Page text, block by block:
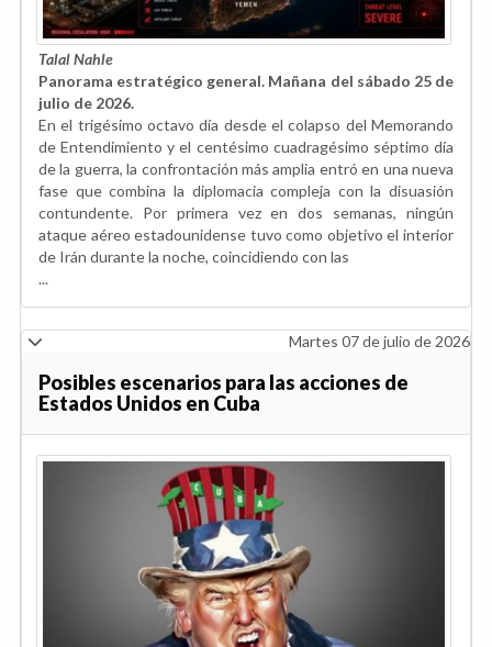
Talal Nahle
Panorama estratégico general. Mañana del sábado 25 de
julio de 2026.
En el trigésimo octavo día desde el colapso del Memorando
de Entendimiento y el centésimo cuadragésimo séptimo día
de la guerra, la confrontación más amplia entró en una nueva
fase que combina la diplomacia compleja con la disuasión
contundente. Por primera vez en dos semanas, ningún
ataque aéreo estadounidense tuvo como objetivo el interior
de Irán durante la noche, coincidiendo con las
...
Martes 07 de julio de 2026
Posibles escenarios para las acciones de
Estados Unidos en Cuba